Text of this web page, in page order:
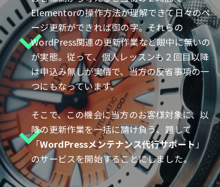
Elementorの操作方法が理解できて日々のペ
ージ更新ができれば御の字。それらの
WordPress関連の更新作業など眼中に無いの
が実態。従って、個人レッスンも２回目以降
は申込み無しが実情で、当方の反省事項の一
つにもなっています。
そこで、この機会に当方のお客様対象に、以
降の更新作業を一括に請け負う、題して
「WordPressメンテナンス代行サポート」
のサービスを開始することにしました。